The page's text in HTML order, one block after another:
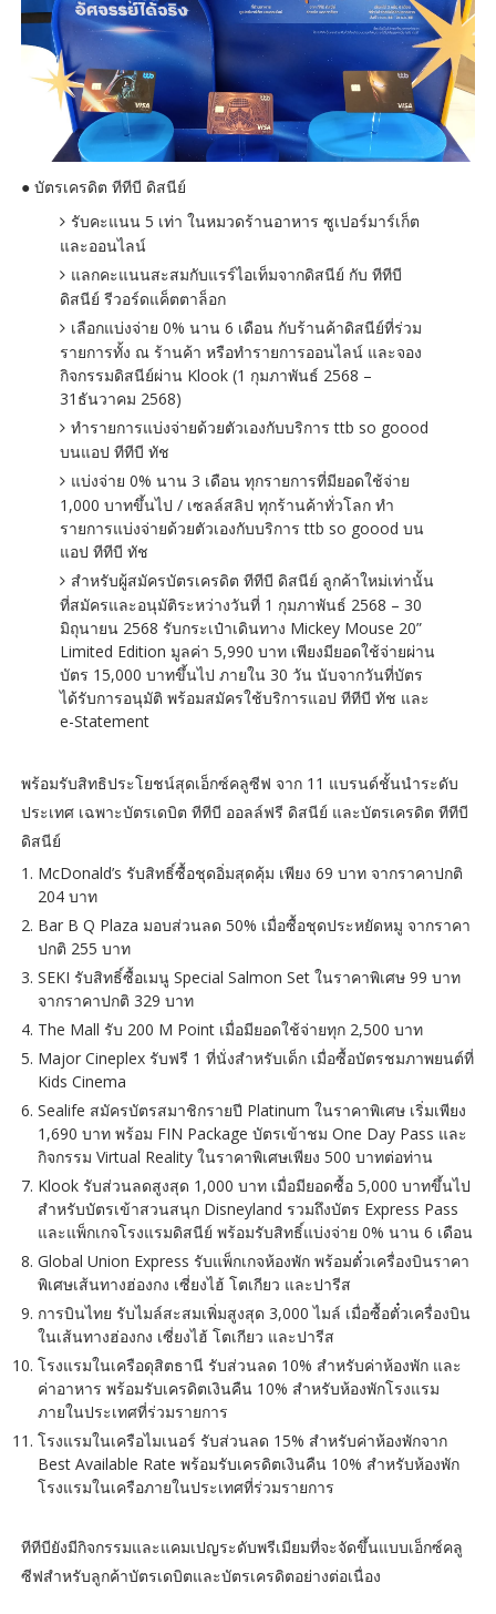
● บัตรเครดิต ทีทีบี ดิสนีย์
รับคะแนน 5 เท่า ในหมวดร้านอาหาร ซูเปอร์มาร์เก็ต
และออนไลน์
แลกคะแนนสะสมกับแรร์ไอเท็มจากดิสนีย์ กับ ทีทีบี
ดิสนีย์ รีวอร์ดแค็ตตาล็อก
เลือกแบ่งจ่าย 0% นาน 6 เดือน กับร้านค้าดิสนีย์ที่ร่วม
รายการทั้ง ณ ร้านค้า หรือทำรายการออนไลน์ และจอง
กิจกรรมดิสนีย์ผ่าน Klook (1 กุมภาพันธ์ 2568 –
31ธันวาคม 2568)
ทำรายการแบ่งจ่ายด้วยตัวเองกับบริการ ttb so goood
บนแอป ทีทีบี ทัช
แบ่งจ่าย 0% นาน 3 เดือน ทุกรายการที่มียอดใช้จ่าย
1,000 บาทขึ้นไป / เซลล์สลิป ทุกร้านค้าทั่วโลก ทำ
รายการแบ่งจ่ายด้วยตัวเองกับบริการ ttb so goood บน
แอป ทีทีบี ทัช
สำหรับผู้สมัครบัตรเครดิต ทีทีบี ดิสนีย์ ลูกค้าใหม่เท่านั้น
ที่สมัครและอนุมัติระหว่างวันที่ 1 กุมภาพันธ์ 2568 – 30
มิถุนายน 2568 รับกระเป๋าเดินทาง Mickey Mouse 20”
Limited Edition มูลค่า 5,990 บาท เพียงมียอดใช้จ่ายผ่าน
บัตร 15,000 บาทขึ้นไป ภายใน 30 วัน นับจากวันที่บัตร
ได้รับการอนุมัติ พร้อมสมัครใช้บริการแอป ทีทีบี ทัช และ
e-Statement
พร้อมรับสิทธิประโยชน์สุดเอ็กซ์คลูซีฟ จาก 11 แบรนด์ชั้นนำระดับ
ประเทศ เฉพาะบัตรเดบิต ทีทีบี ออลล์ฟรี ดิสนีย์ และบัตรเครดิต ทีทีบี
ดิสนีย์
McDonald’s รับสิทธิ์ซื้อชุดอิ่มสุดคุ้ม เพียง 69 บาท จากราคาปกติ
204 บาท
Bar B Q Plaza มอบส่วนลด 50% เมื่อซื้อชุดประหยัดหมู จากราคา
ปกติ 255 บาท
SEKI รับสิทธิ์ซื้อเมนู Special Salmon Set ในราคาพิเศษ 99 บาท
จากราคาปกติ 329 บาท
The Mall รับ 200 M Point เมื่อมียอดใช้จ่ายทุก 2,500 บาท
Major Cineplex รับฟรี 1 ที่นั่งสำหรับเด็ก เมื่อซื้อบัตรชมภาพยนต์ที่
Kids Cinema
Sealife สมัครบัตรสมาชิกรายปี Platinum ในราคาพิเศษ เริ่มเพียง
1,690 บาท พร้อม FIN Package บัตรเข้าชม One Day Pass และ
กิจกรรม Virtual Reality ในราคาพิเศษเพียง 500 บาทต่อท่าน
Klook รับส่วนลดสูงสุด 1,000 บาท เมื่อมียอดซื้อ 5,000 บาทขึ้นไป
สำหรับบัตรเข้าสวนสนุก Disneyland รวมถึงบัตร Express Pass
และแพ็กเกจโรงแรมดิสนีย์ พร้อมรับสิทธิ์แบ่งจ่าย 0% นาน 6 เดือน
Global Union Express รับแพ็กเกจห้องพัก พร้อมตั๋วเครื่องบินราคา
พิเศษเส้นทางฮ่องกง เซี่ยงไฮ้ โตเกียว และปารีส
การบินไทย รับไมล์สะสมเพิ่มสูงสุด 3,000 ไมล์ เมื่อซื้อตั๋วเครื่องบิน
ในเส้นทางฮ่องกง เซี่ยงไฮ้ โตเกียว และปารีส
โรงแรมในเครือดุสิตธานี รับส่วนลด 10% สำหรับค่าห้องพัก และ
ค่าอาหาร พร้อมรับเครดิตเงินคืน 10% สำหรับห้องพักโรงแรม
ภายในประเทศที่ร่วมรายการ
โรงแรมในเครือไมเนอร์ รับส่วนลด 15% สำหรับค่าห้องพักจาก
Best Available Rate พร้อมรับเครดิตเงินคืน 10% สำหรับห้องพัก
โรงแรมในเครือภายในประเทศที่ร่วมรายการ
ทีทีบียังมีกิจกรรมและแคมเปญระดับพรีเมียมที่จะจัดขึ้นแบบเอ็กซ์คลู
ซีฟสำหรับลูกค้าบัตรเดบิตและบัตรเครดิตอย่างต่อเนื่อง